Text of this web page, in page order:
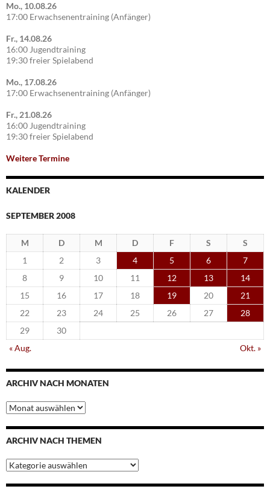
Mo., 10.08.26
17:00 Erwachsenentraining (Anfänger)
Fr., 14.08.26
16:00 Jugendtraining
19:30 freier Spielabend
Mo., 17.08.26
17:00 Erwachsenentraining (Anfänger)
Fr., 21.08.26
16:00 Jugendtraining
19:30 freier Spielabend
Weitere Termine
KALENDER
SEPTEMBER 2008
M D M D F S
S
1
2 3 4 5 6
7
8
9 10 11 12 13
14
15
16 17 18 19 20
21
22
23 24 25 26 27
28
29
30
« Aug.
Okt. »
ARCHIV NACH MONATEN
Archiv
nach
Monaten
ARCHIV NACH THEMEN
Archiv
nach
Themen